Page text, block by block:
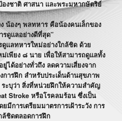
ติ ศาสนา และพระมหากษัตริย์
งๆ พลทหาร คือน้องคนเล็กของ
รดูแลอย่างดีที่สุด”
แลทหารใหม่อย่างใกล้ชิด ด้วย
เพียง ๘ นาย เพื่อให้สามารถดูแลทั้ง
ได้อย่างทั่วถึง ลดความเสี่ยงจาก
ารฝึก สำหรับประเด็นด้านสุขภาพ
ะบุว่า สิ่งที่หน่วยฝึกให้ความสำคัญ
Stroke หรือโรคลมร้อน ซึ่งเป็น
มีการเตรียมมาตรการเฝ้าระวัง การ
ล้ชิดตลอดการฝึก